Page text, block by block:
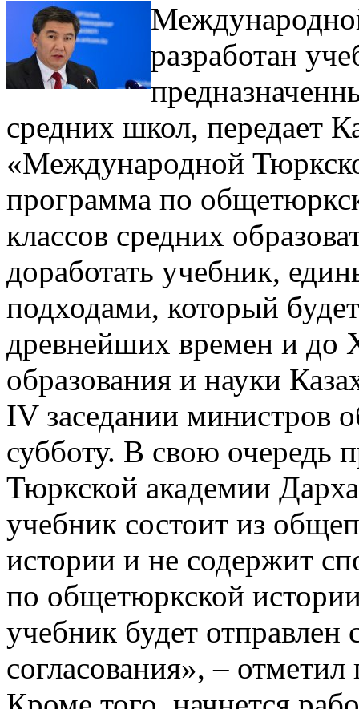
разработан
средних школ, передает
«Международной
программа по
классов средних
доработать учебник,
подходами, который
древнейших времен и до
образования и науки
IV заседании министров
субботу. В свою очередь
Тюркской академии
учебник состоит из
истории и не содержит
по общетюркской
учебник будет
согласования», – отметил